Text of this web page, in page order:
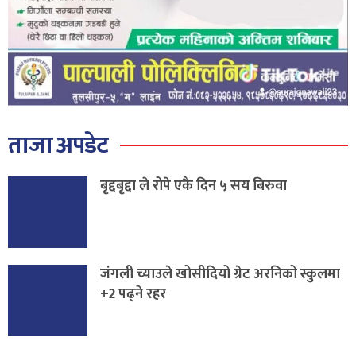
ताजा अपडेट
बृद्दबृद्दा ले रोपे एकै दिन ५ सय बिरुवा
जंगली च्याउले खोसीदियो ग्रेट अरनिको स्कुलमा
+2 पढ्ने रहर